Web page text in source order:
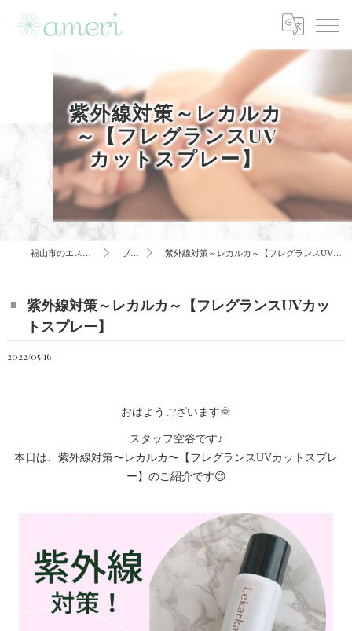
紫外線対策～レカルカ
～【フレグランスUV
カットスプレー】
ブログ 紫外線対策～レカルカ～【フレグランスUVカットスプレー】
紫外線対策～レカルカ～【フレグランスUVカッ
トスプレー】
2022/05/16
おはようございます🌞
スタッフ空谷です♪
本日は、紫外線対策〜レカルカ〜【フレグランスUVカットスプレ
ー】のご紹介です😊